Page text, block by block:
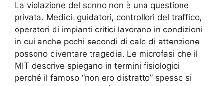
La violazione del sonno non è una questione
privata. Medici, guidatori, controllori del traffico,
operatori di impianti critici lavorano in condizioni
in cui anche pochi secondi di calo di attenzione
possono diventare tragedia. Le microfasi che il
MIT descrive spiegano in termini fisiologici
perché il famoso “non ero distratto” spesso si